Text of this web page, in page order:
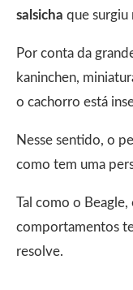
salsicha que surgiu
Por conta da
kaninchen,
o cachorro está
Nesse sentido, o
como tem uma
Tal como o
comportamentos
resolve.